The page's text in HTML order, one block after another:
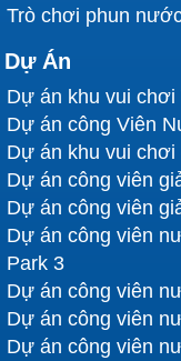
Trò chơi phun
Dự Án
Dự án khu vui chơi
Dự án công Viên
Dự án khu vui chơi
Dự án công viên
Dự án công viên
Dự án công viên
Park 3
Dự án công viên
Dự án công viên
Dự án công viên